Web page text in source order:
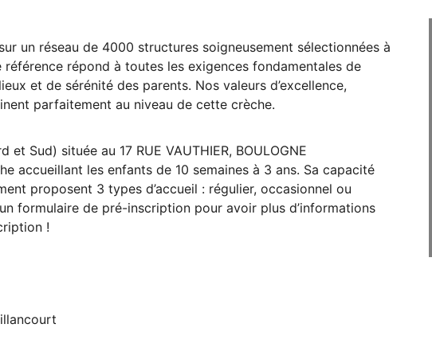
un réseau de 4000 structures soigneusement sélectionnées à
référence répond à toutes les exigences fondamentales de
et de sérénité des parents. Nos valeurs d’excellence,
parfaitement au niveau de cette crèche.
Sud) située au 17 RUE VAUTHIER, BOULOGNE
accueillant les enfants de 10 semaines à 3 ans. Sa capacité
proposent 3 types d’accueil : régulier, occasionnel ou
formulaire de pré-inscription pour avoir plus d’informations
!